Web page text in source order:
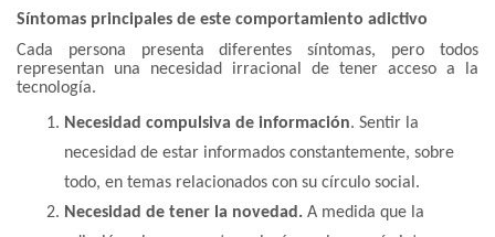
Síntomas principales de este comportamiento adictivo
Cada persona presenta diferentes síntomas, pero todos
representan una necesidad irracional de tener acceso a la
tecnología.
Necesidad compulsiva de información. Sentir la
necesidad de estar informados constantemente, sobre
todo, en temas relacionados con su círculo social.
Necesidad de tener la novedad. A medida que la